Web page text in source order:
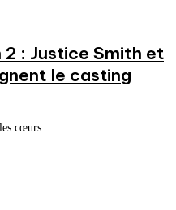
: Justice Smith et
le casting
cœurs...